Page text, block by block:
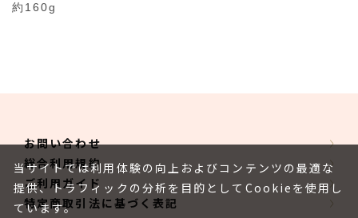
約160g
お問い合わせ
総合利用規約
ご利用ガイド
特定商取引法に基づく表記
当サイトでは利用体験の向上およびコンテンツの最適な
提供、トラフィックの分析を目的としてCookieを使用し
ています。